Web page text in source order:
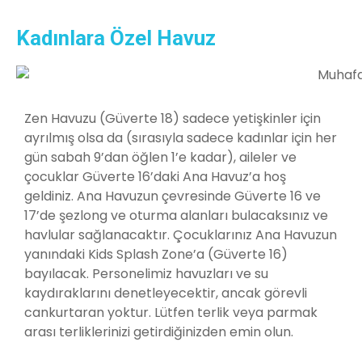
Kadınlara Özel Havuz
Zen Havuzu (Güverte 18) sadece yetişkinler için
ayrılmış olsa da (sırasıyla sadece kadınlar için her
gün sabah 9’dan öğlen 1’e kadar), aileler ve
çocuklar Güverte 16’daki Ana Havuz’a hoş
geldiniz. Ana Havuzun çevresinde Güverte 16 ve
17’de şezlong ve oturma alanları bulacaksınız ve
havlular sağlanacaktır. Çocuklarınız Ana Havuzun
yanındaki Kids Splash Zone’a (Güverte 16)
bayılacak. Personelimiz havuzları ve su
kaydıraklarını denetleyecektir, ancak görevli
cankurtaran yoktur. Lütfen terlik veya parmak
arası terliklerinizi getirdiğinizden emin olun.